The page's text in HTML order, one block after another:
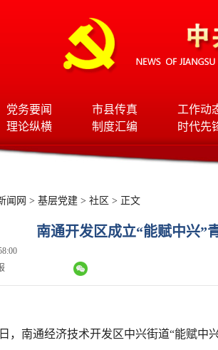
党务要闻 市县传真 工作动
理论纵横
制度汇编 时代先
闻网 > 基层党建 > 社区 > 正文
南通开发区成立“能赋中兴”
，南通经济技术开发区中兴街道“能赋中